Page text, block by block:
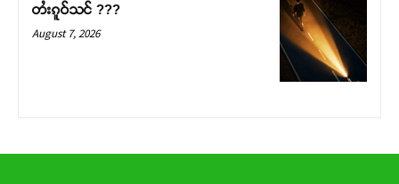
တႆးၵူဝ်သင် ???
August 7, 2026